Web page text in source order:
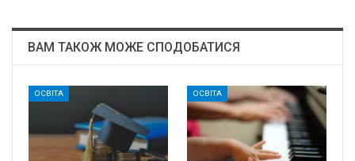
ВАМ ТАКОЖ МОЖЕ СПОДОБАТИСЯ
ОСВІТА ОСВІТА